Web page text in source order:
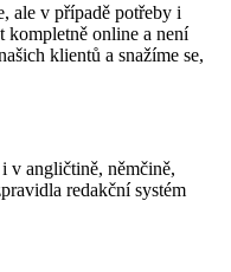
ale v případě potřeby i
online a není
klientů a snažíme se,
v angličtině, němčině,
redakční systém